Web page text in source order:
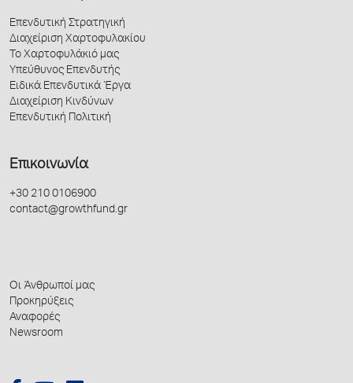
Επενδυτική Στρατηγική
Διαχείριση Χαρτοφυλακίου
Το Χαρτοφυλάκιό μας
Υπεύθυνος Επενδυτής
Ειδικά Επενδυτικά Έργα
Διαχείριση Κινδύνων
Επενδυτική Πολιτική
Επικοινωνία
+30 210 0106900
contact@growthfund.gr
Οι Άνθρωποί μας
Προκηρύξεις
Αναφορές
Newsroom